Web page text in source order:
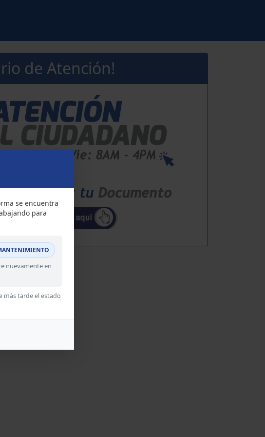
de Atención!
se encuentra
para
nuevamente en
más tarde el estado